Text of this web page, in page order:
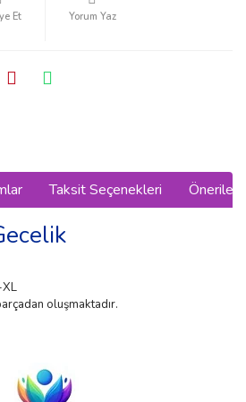
Et Yorum Yaz
Taksit Seçenekleri
oluşmaktadır.